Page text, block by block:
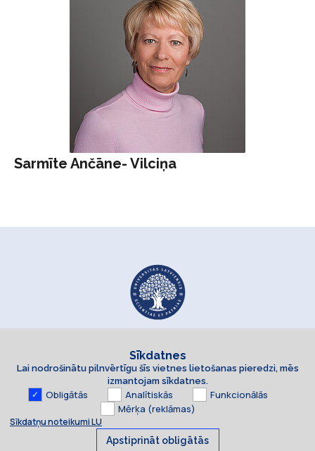
Sarmīte Ančāne- Vilciņa
Sīkdatnes
Lai nodrošinātu pilnvērtīgu šīs vietnes lietošanas pieredzi, mēs
izmantojam sīkdatnes.
Obligātās Analītiskās
Funkcionālās
Mērķa (reklāmas)
Sīkdatņu noteikumi LU
Apstiprināt obligātās